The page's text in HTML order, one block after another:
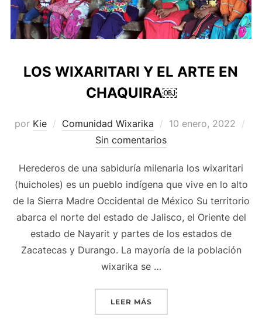
LOS WIXARITARI Y EL ARTE EN
CHAQUIRA￼
por Kie Comunidad Wixarika
Publicado
10 enero, 2022
Sin comentarios
Herederos de una sabiduría milenaria los wixaritari
(huicholes) es un pueblo indígena que vive en lo alto
de la Sierra Madre Occidental de México Su territorio
abarca el norte del estado de Jalisco, el Oriente del
estado de Nayarit y partes de los estados de
Zacatecas y Durango. La mayoría de la población
wixarika se …
LEER MÁS«LOS WIXARITARI Y EL